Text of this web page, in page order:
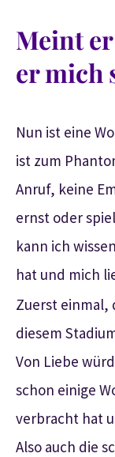
Meint
er mich
Nun ist eine
ist zum
Anruf, keine
ernst oder
kann ich
hat und mich
Zuerst einmal,
diesem
Von Liebe
schon einige
verbracht hat
Also auch die